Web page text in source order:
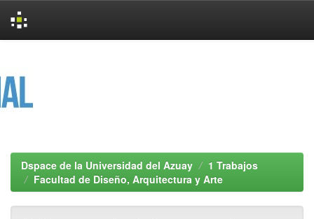
Dspace de la Universidad del Azuay
1 Trabajos
Facultad de Diseño, Arquitectura y Arte